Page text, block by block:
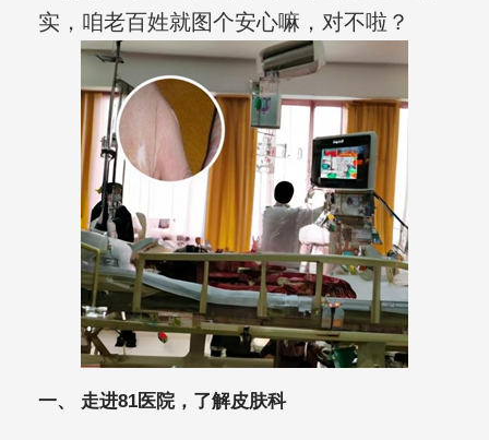
实，咱老百姓就图个安心嘛，对不啦？
一、 走进81医院，了解皮肤科